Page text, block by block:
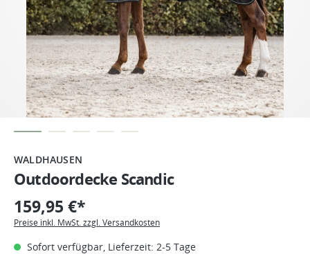
WALDHAUSEN
Outdoordecke Scandic
159,95 €*
Preise inkl. MwSt. zzgl. Versandkosten
Sofort verfügbar, Lieferzeit: 2-5 Tage